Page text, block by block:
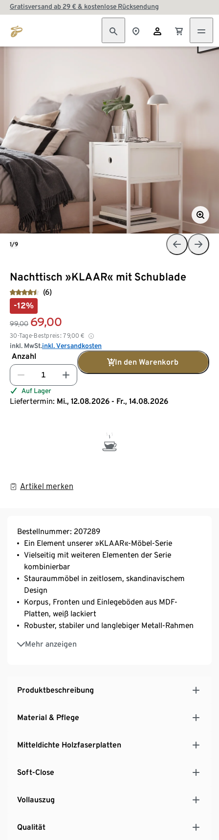
Gratisversand ab 29 € & kostenlose Rücksendung
Nachttisch »KLAAR« mit Schublade
(6)
-12%
99,00 69,00
30-Tage-Bestpreis: 79,00 €
inkl. MwSt.inkl. Versandkosten
Anzahl
In den Warenkorb
Auf Lager
Liefertermin: Mi., 12.08.2026 - Fr., 14.08.2026
Artikel merken
1/9
Bestellnummer: 207289
Ein Element unserer »KLAAR«-Möbel-Serie
Vielseitig mit weiteren Elementen der Serie
kombinierbar
Stauraummöbel in zeitlosem, skandinavischem
Design
Korpus, Fronten und Einlegeböden aus MDF-
Platten, weiß lackiert
Robuster, stabiler und langlebiger Metall-Rahmen
Mehr anzeigen
Rahmen aus pulverbeschichtetem Stahl, weiß
Höhenverstellbare Füße für einen sicheren Stand
Produktbeschreibung
Material & Pflege
Mitteldichte Holzfaserplatten
Soft-Close
Vollauszug
Qualität